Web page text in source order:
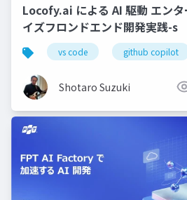
Locofy.ai による AI 駆動 エンタ
イズフロンドエンド開発実践-s
vs code github copilot
Shotaro Suzuki